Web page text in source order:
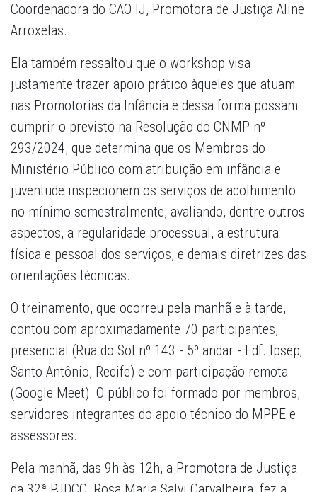
Coordenadora do CAO IJ, Promotora de Justiça Aline
Arroxelas.
Ela também ressaltou que o workshop visa
justamente trazer apoio prático àqueles que atuam
nas Promotorias da Infância e dessa forma possam
cumprir o previsto na Resolução do CNMP nº
293/2024, que determina que os Membros do
Ministério Público com atribuição em infância e
juventude inspecionem os serviços de acolhimento
no mínimo semestralmente, avaliando, dentre outros
aspectos, a regularidade processual, a estrutura
física e pessoal dos serviços, e demais diretrizes das
orientações técnicas.
O treinamento, que ocorreu pela manhã e à tarde,
contou com aproximadamente 70 participantes,
presencial (Rua do Sol nº 143 - 5º andar - Edf. Ipsep;
Santo Antônio, Recife) e com participação remota
(Google Meet). O público foi formado por membros,
servidores integrantes do apoio técnico do MPPE e
assessores.
Pela manhã, das 9h às 12h, a Promotora de Justiça